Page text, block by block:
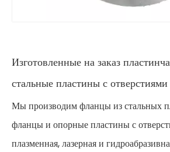
Изготовленные на заказ
стальные пластины с отверстиями
Мы производим фланцы из стальных
фланцы и опорные пластины с
плазменная, лазерная и